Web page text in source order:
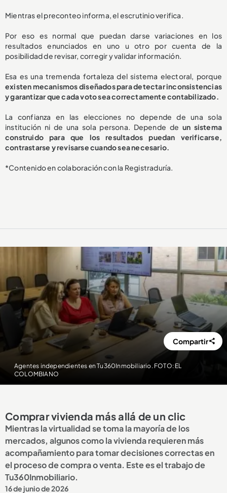
Mientras el preconteo informa, el escrutinio verifica.
Por eso es normal que puedan darse variaciones en los
resultados enunciados en uno u otro por cuenta de la
posibilidad de revisar, corregir y validar información.
Esa es una tremenda fortaleza del sistema electoral, porque
existen mecanismos diseñados para detectar inconsistencias
y garantizar que cada voto sea correctamente contabilizado.
La confianza en las elecciones no depende de una sola
institución ni de una sola persona. Depende de un sistema
construido para que los resultados puedan verificarse,
contrastarse y revisarse cuando sea necesario.
*Contenido en colaboración con la Registraduría.
Agentes independientes en Tu360Inmobiliario. FOTO: EL
COLOMBIANO
Compartir
Comprar vivienda más allá de un clic
Mientras la virtualidad se toma la mayoría de los
mercados, algunos como la vivienda requieren más
acompañamiento para tomar decisiones correctas en
el proceso de compra o venta. Este es el trabajo de
Tu360Inmobiliario.
16 de junio de 2026